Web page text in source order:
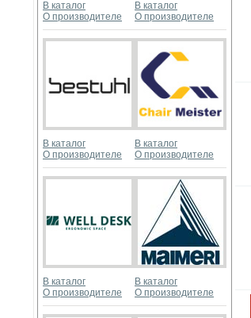
В каталог
О производителе
В каталог
О производителе
В каталог
О производителе
В каталог
О производителе
В каталог
О производителе
В каталог
О производителе